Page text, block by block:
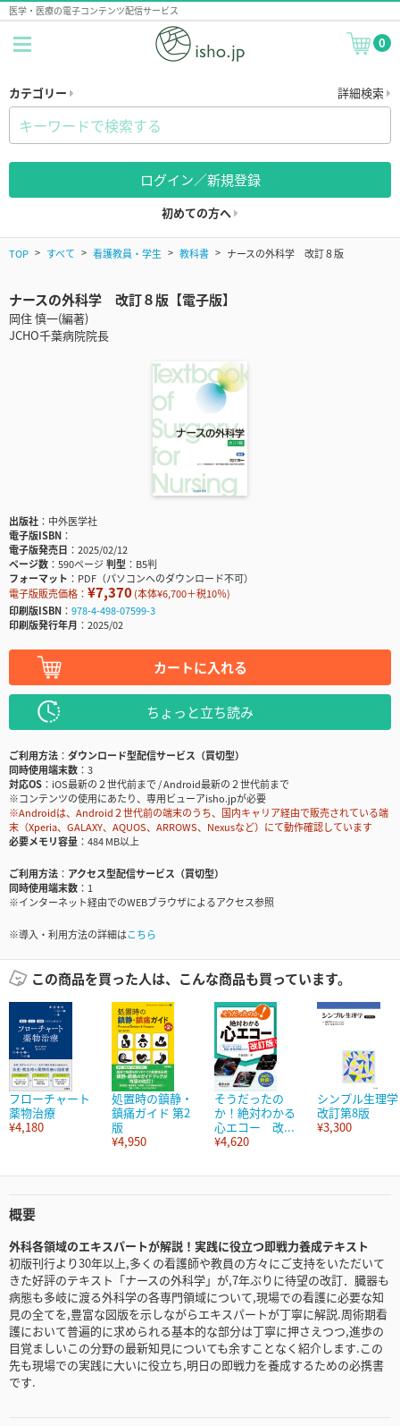
医学・医療の電子コンテンツ配信サービス
0
カテゴリー 詳細検索
ログイン／新規登録
初めての方へ
TOP すべて 看護教員・学生 教科書 ナースの外科学 改訂８版
ナースの外科学 改訂８版【電子版】
岡住 慎一(編著)
JCHO千葉病院院長
出版社
中外医学社
電子版ISBN
電子版発売日
2025/02/12
ページ数
590ページ判型
B5判
フォーマット
PDF（パソコンへのダウンロード不可）
電子版販売価格： ¥7,370(本体¥6,700＋税10％)
印刷版ISBN
978-4-498-07599-3
印刷版発行年月
2025/02
カートに入れる
ちょっと立ち読み
ご利用方法
ダウンロード型配信サービス（買切型）
同時使用端末数
3
対応OS
iOS最新の２世代前まで / Android最新の２世代前まで
※コンテンツの使用にあたり、専用ビューアisho.jpが必要
※Androidは、Android２世代前の端末のうち、国内キャリア経由で販売されている端
末（Xperia、GALAXY、AQUOS、ARROWS、Nexusなど）にて動作確認しています
必要メモリ容量
484 MB以上
ご利用方法
アクセス型配信サービス（買切型）
同時使用端末数
1
※インターネット経由でのWEBブラウザによるアクセス参照
※導入・利用方法の詳細はこちら
この商品を買った人は、こんな商品も買っています。
フローチャート
薬物治療
¥4,180
処置時の鎮静・
鎮痛ガイド 第2
版
¥4,950
そうだったの
か！絶対わかる
心エコー 改...
¥4,620
シンプル生理学
改訂第8版
¥3,300
概要
外科各領域のエキスパートが解説！実践に役立つ即戦力養成テキスト
初版刊行より30年以上,多くの看護師や教員の方々にご支持をいただいて
きた好評のテキスト「ナースの外科学」が,7年ぶりに待望の改訂．臓器も
病態も多岐に渡る外科学の各専門領域について,現場での看護に必要な知
見の全てを,豊富な図版を示しながらエキスパートが丁寧に解説.周術期看
護において普遍的に求められる基本的な部分は丁寧に押さえつつ,進歩の
目覚ましいこの分野の最新知見についても余すことなく紹介します.この
先も現場での実践に大いに役立ち,明日の即戦力を養成するための必携書
です.